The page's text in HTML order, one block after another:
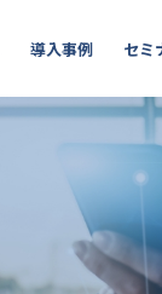
導入事例 セミ